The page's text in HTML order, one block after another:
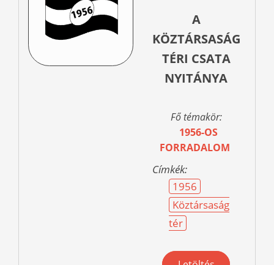
A
KÖZTÁRSASÁG
TÉRI CSATA
NYITÁNYA
Fő témakör:
1956-OS
FORRADALOM
Címkék:
1956
Köztársaság
tér